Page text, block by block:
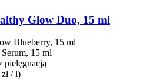
Glow Duo, 15 ml
Blueberry, 15 ml
15 ml
pielęgnacją
/ l)